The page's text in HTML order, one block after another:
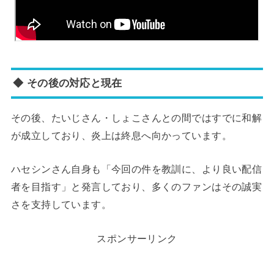
◆ その後の対応と現在
その後、たいじさん・しょこさんとの間ではすでに和解
が成立しており、炎上は終息へ向かっています。
ハセシンさん自身も「今回の件を教訓に、より良い配信
者を目指す」と発言しており、多くのファンはその誠実
さを支持しています。
スポンサーリンク